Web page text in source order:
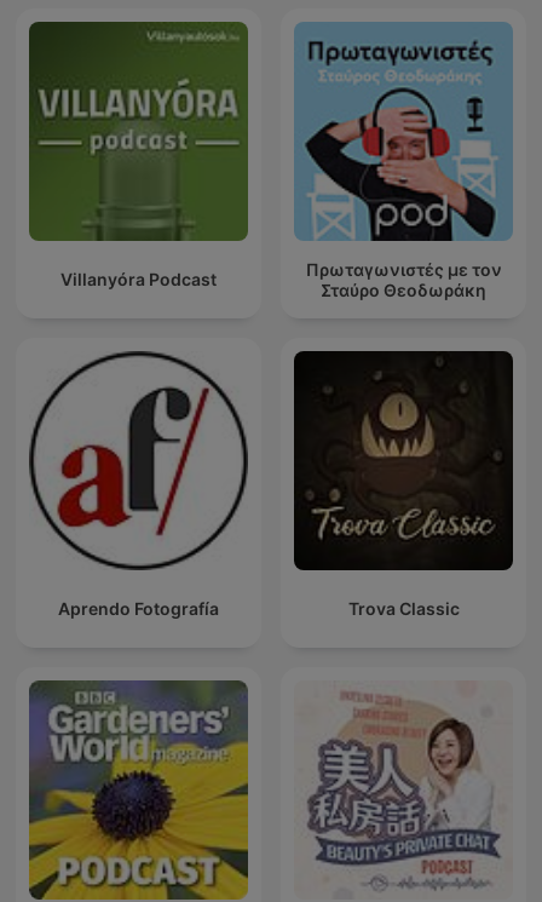
Villanyóra Podcast
Πρωταγωνιστές με τον
Σταύρο Θεοδωράκη
Aprendo Fotografía Trova Classic